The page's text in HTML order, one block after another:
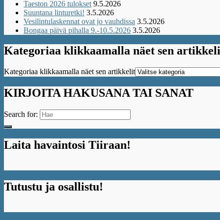
Taeston 2026 tulokset 9.5.2026
Suuntana linturetki! 3.5.2026
Vesilintulaskennat ovat jo vauhdissa 3.5.2026
Bongaa päivä pihalla 9.-10.5.2026 3.5.2026
Kategoriaa klikkaamalla näet sen
Kategoriaa klikkaamalla näet sen artikkelit
KIRJOITA HAKUSANA TAI SANAT
Search for:
Laita havaintosi Tiiraan!
Tutustu ja osallistu!